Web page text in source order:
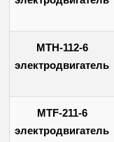
МТН-112-6
электродвигатель
MTF-211-6
электродвигатель